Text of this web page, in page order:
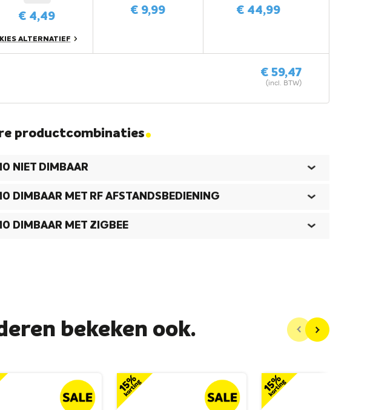
€ 4,49
KIES ALTERNATIEF
€ 9,99 € 44,99
€ 59,47
(incl. BTW)
productcombinaties.
NIET DIMBAAR
DIMBAAR MET RF AFSTANDSBEDIENING
DIMBAAR MET ZIGBEE
bekeken ook.